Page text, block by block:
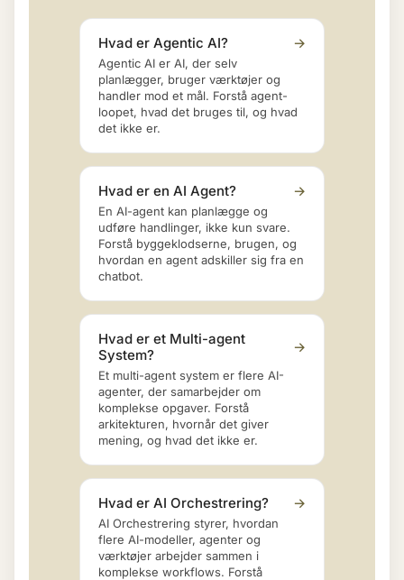
Hvad er Agentic AI? →
Agentic AI er AI, der selv
planlægger, bruger værktøjer og
handler mod et mål. Forstå agent-
loopet, hvad det bruges til, og hvad
det ikke er.
Hvad er en AI Agent? →
En AI-agent kan planlægge og
udføre handlinger, ikke kun svare.
Forstå byggeklodserne, brugen, og
hvordan en agent adskiller sig fra en
chatbot.
Hvad er et Multi-agent
System?
→
Et multi-agent system er flere AI-
agenter, der samarbejder om
komplekse opgaver. Forstå
arkitekturen, hvornår det giver
mening, og hvad det ikke er.
Hvad er AI Orchestrering? →
AI Orchestrering styrer, hvordan
flere AI-modeller, agenter og
værktøjer arbejder sammen i
komplekse workflows. Forstå